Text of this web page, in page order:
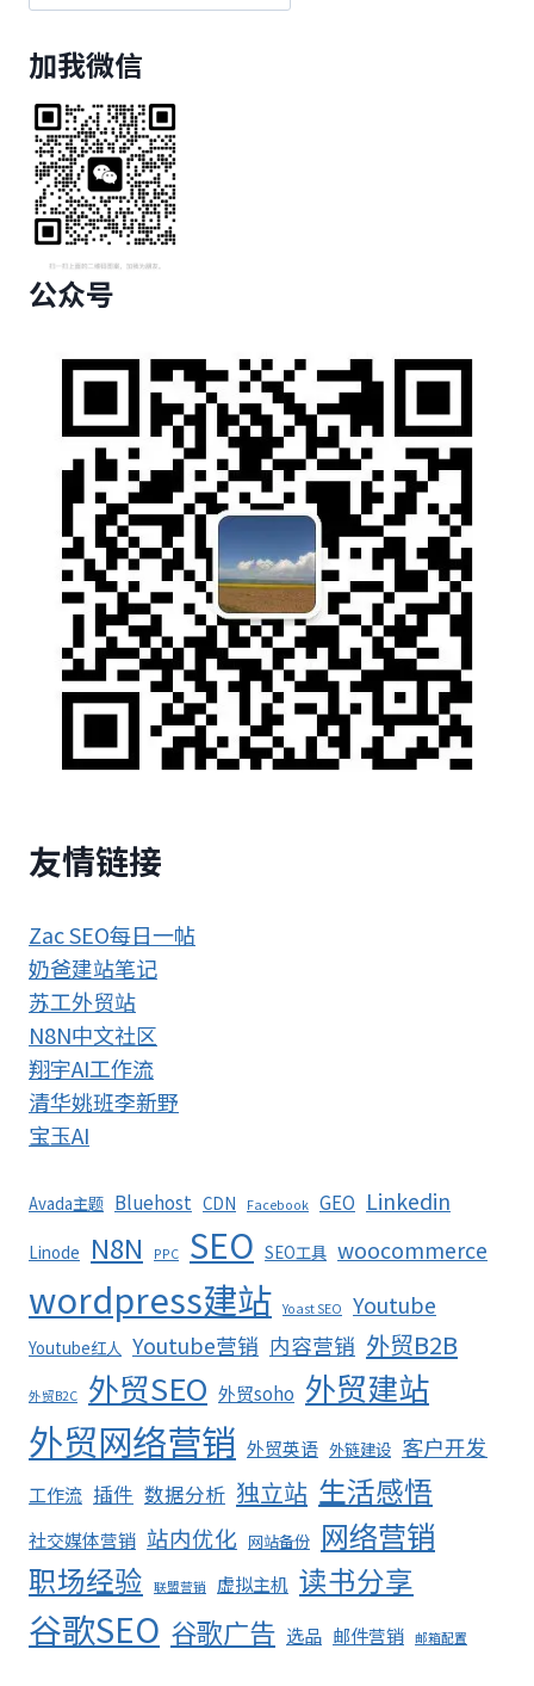
加我微信
公众号
友情链接
Zac SEO每日一帖
奶爸建站笔记
苏工外贸站
N8N中文社区
翔宇AI工作流
清华姚班李新野
宝玉AI
Avada主题 Bluehost CDN Facebook GEO Linkedin
Linode N8N PPC SEO SEO工具 woocommerce
wordpress建站 Yoast SEO Youtube
Youtube红人 Youtube营销 内容营销 外贸B2B
外贸B2C 外贸SEO 外贸soho 外贸建站
外贸网络营销 外贸英语 外链建设 客户开发
工作流 插件 数据分析 独立站 生活感悟
社交媒体营销 站内优化 网站备份 网络营销
职场经验 联盟营销 虚拟主机 读书分享
谷歌SEO 谷歌广告 选品 邮件营销 邮箱配置